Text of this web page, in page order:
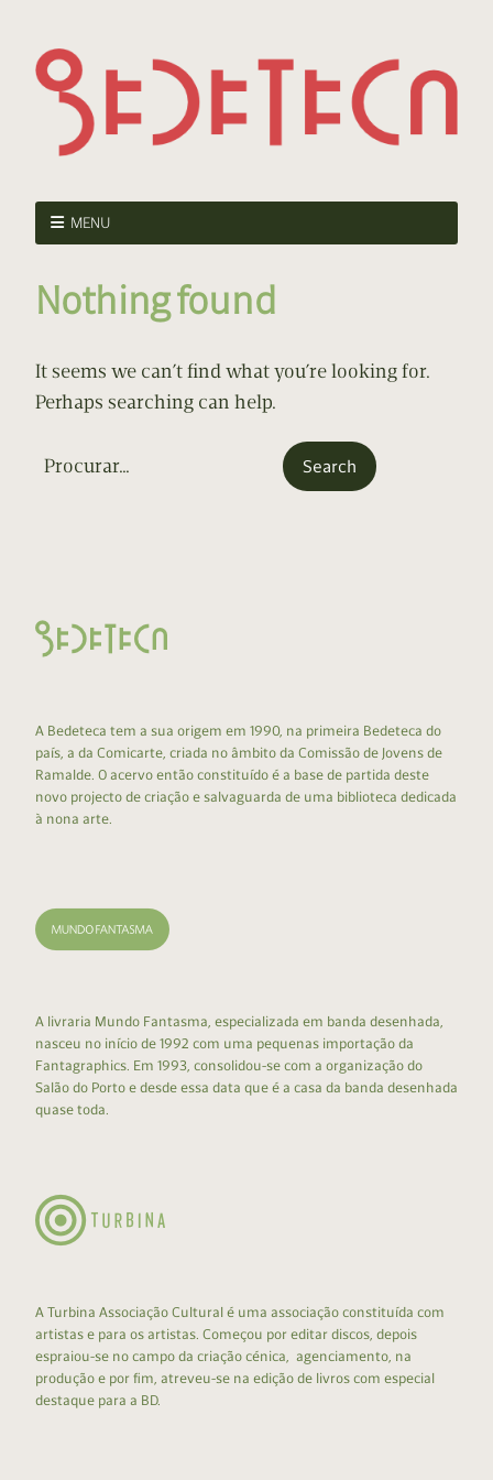
MENU
Nothing found
It seems we can’t find what you’re looking for.
Perhaps searching can help.
A Bedeteca tem a sua origem em 1990, na primeira Bedeteca do
país, a da Comicarte, criada no âmbito da Comissão de Jovens de
Ramalde. O acervo então constituído é a base de partida deste
novo projecto de criação e salvaguarda de uma biblioteca dedicada
à nona arte.
A livraria Mundo Fantasma, especializada em banda desenhada,
nasceu no início de 1992 com uma pequenas importação da
Fantagraphics. Em 1993, consolidou-se com a organização do
Salão do Porto e desde essa data que é a casa da banda desenhada
quase toda.
A Turbina Associação Cultural é uma associação constituída com
artistas e para os artistas. Começou por editar discos, depois
espraiou-se no campo da criação cénica, agenciamento, na
produção e por fim, atreveu-se na edição de livros com especial
destaque para a BD.